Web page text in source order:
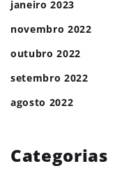
janeiro 2023
novembro 2022
outubro 2022
setembro 2022
agosto 2022
Categorias